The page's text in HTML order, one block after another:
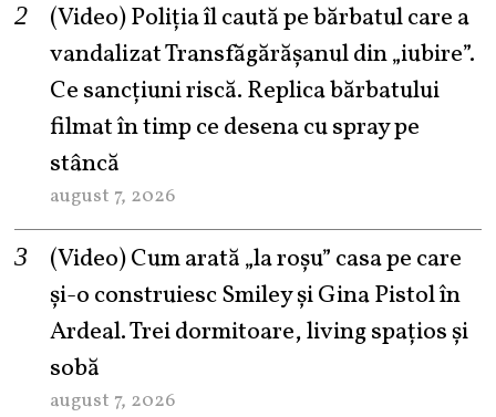
(Video) Poliția îl caută pe bărbatul care a
vandalizat Transfăgărășanul din „iubire”.
Ce sancțiuni riscă. Replica bărbatului
filmat în timp ce desena cu spray pe
stâncă
august 7, 2026
(Video) Cum arată „la roşu” casa pe care
şi-o construiesc Smiley şi Gina Pistol în
Ardeal. Trei dormitoare, living spațios și
sobă
august 7, 2026